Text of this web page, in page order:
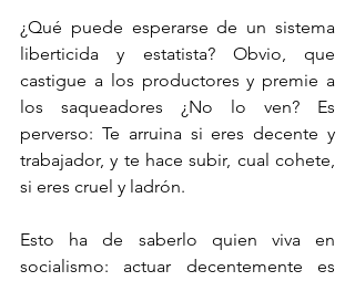
¿Qué puede esperarse de un sistema
liberticida y estatista? Obvio, que
castigue a los productores y premie a
los saqueadores ¿No lo ven? Es
perverso: Te arruina si eres decente y
trabajador, y te hace subir, cual cohete,
si eres cruel y ladrón.
Esto ha de saberlo quien viva en
socialismo: actuar decentemente es